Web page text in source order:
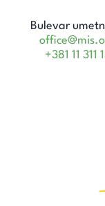
Bulevar
+381 11 311